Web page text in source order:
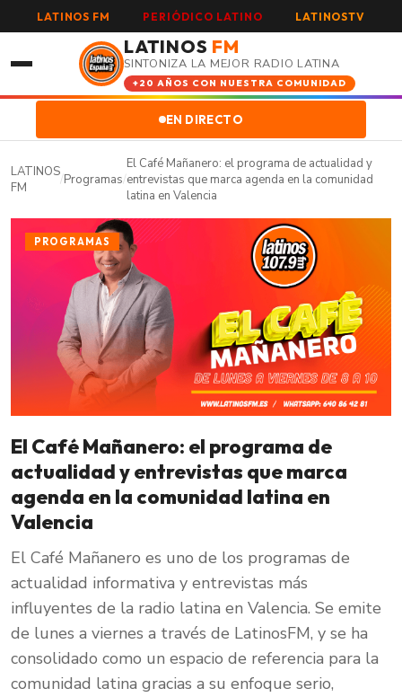
LATINOS FM PERIÓDICO LATINO LATINOSTV
LATINOS FM
SINTONIZA LA MEJOR RADIO LATINA
+20 AÑOS CON NUESTRA COMUNIDAD
EN DIRECTO
LATINOS
FM
/Programas/
El Café Mañanero: el programa de actualidad y
entrevistas que marca agenda en la comunidad
latina en Valencia
PROGRAMAS
El Café Mañanero: el programa de
actualidad y entrevistas que marca
agenda en la comunidad latina en
Valencia
El Café Mañanero es uno de los programas de
actualidad informativa y entrevistas más
influyentes de la radio latina en Valencia. Se emite
de lunes a viernes a través de LatinosFM, y se ha
consolidado como un espacio de referencia para la
comunidad latina gracias a su enfoque serio,